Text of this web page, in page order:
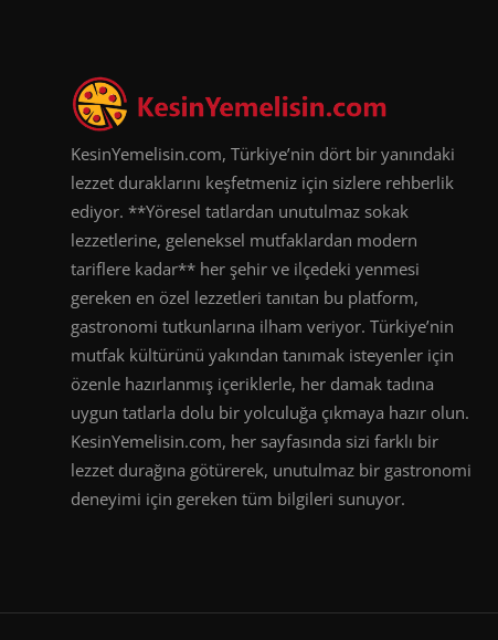
KesinYemelisin.com, Türkiye’nin dört bir yanındaki
lezzet duraklarını keşfetmeniz için sizlere rehberlik
ediyor. **Yöresel tatlardan unutulmaz sokak
lezzetlerine, geleneksel mutfaklardan modern
tariflere kadar** her şehir ve ilçedeki yenmesi
gereken en özel lezzetleri tanıtan bu platform,
gastronomi tutkunlarına ilham veriyor. Türkiye’nin
mutfak kültürünü yakından tanımak isteyenler için
özenle hazırlanmış içeriklerle, her damak tadına
uygun tatlarla dolu bir yolculuğa çıkmaya hazır olun.
KesinYemelisin.com, her sayfasında sizi farklı bir
lezzet durağına götürerek, unutulmaz bir gastronomi
deneyimi için gereken tüm bilgileri sunuyor.